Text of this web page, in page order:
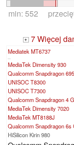
min: 552
+ 7 Więcej
Mediatek MT6737
...
MediaTek Dimensity 930
Qualcomm Snapdragon
UNISOC T8300
UNISOC T7300
Qualcomm Snapdragon 4
MediaTek Dimensity 7020
MediaTek MT8188J
Qualcomm Snapdragon 6s
HiSilicon Kirin 980